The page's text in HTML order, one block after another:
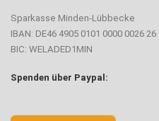
Sparkasse Minden-Lübbecke
IBAN: DE46 4905 0101 0000 0026 26
BIC: WELADED1MIN
Spenden über Paypal: